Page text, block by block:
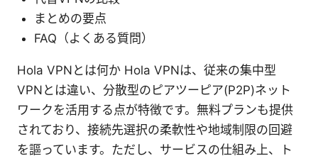
まとめの要点
FAQ（よくある質問）
Hola VPNとは何か Hola VPNは、従来の集中型
VPNとは違い、分散型のピアツーピア(P2P)ネット
ワークを活用する点が特徴です。無料プランも提供
されており、接続先選択の柔軟性や地域制限の回避
を謳っています。ただし、サービスの仕組み上、ト